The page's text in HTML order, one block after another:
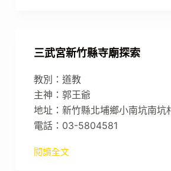
三武宮新竹縣寺廟探索
教別：道教
主神：郭王爺
地址：新竹縣北埔鄉小南坑南坑
電話：03-5804581
閱讀全文